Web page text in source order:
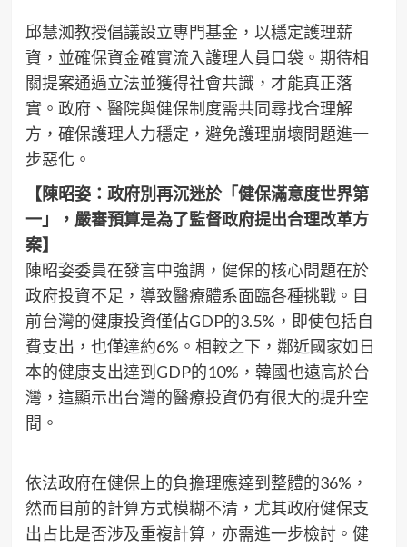
邱慧洳教授倡議設立專門基金，以穩定護理薪
資，並確保資金確實流入護理人員口袋。期待相
關提案通過立法並獲得社會共識，才能真正落
實。政府、醫院與健保制度需共同尋找合理解
方，確保護理人力穩定，避免護理崩壞問題進一
步惡化。
【陳昭姿：政府別再沉迷於「健保滿意度世界第
一」，嚴審預算是為了監督政府提出合理改革方
案】
陳昭姿委員在發言中強調，健保的核心問題在於
政府投資不足，導致醫療體系面臨各種挑戰。目
前台灣的健康投資僅佔GDP的3.5%，即使包括自
費支出，也僅達約6%。相較之下，鄰近國家如日
本的健康支出達到GDP的10%，韓國也遠高於台
灣，這顯示出台灣的醫療投資仍有很大的提升空
間。
依法政府在健保上的負擔理應達到整體的36%，
然而目前的計算方式模糊不清，尤其政府健保支
出占比是否涉及重複計算，亦需進一步檢討。健